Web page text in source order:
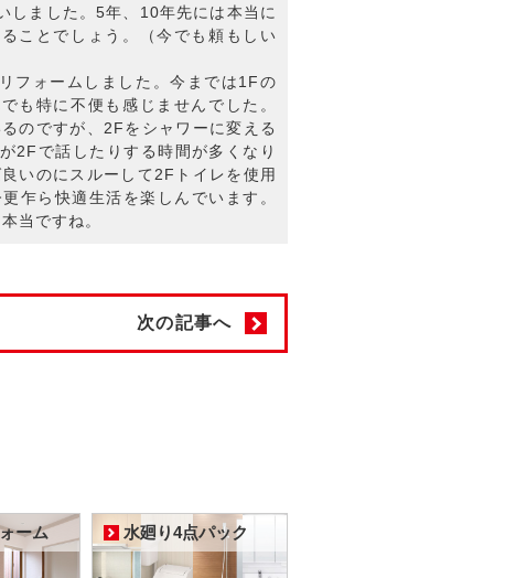
しました。5年、10年先には本当に
ことでしょう。（今でも頼もしい
フォームしました。今までは1Fの
も特に不便も感じませんでした。
のですが、2Fをシャワーに変える
2Fで話したりする時間が多くなり
いのにスルーして2Fトイレを使用
乍ら快適生活を楽しんでいます。
当ですね。
次の記事へ
ーム 水廻り4点パック